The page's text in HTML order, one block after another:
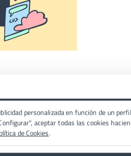
4.294.967.296 direcciones. En los
a partir de los 90 Internet
colarse en un número cada vez
personalizada en función de un
aceptar todas las cookies
de Cookies.